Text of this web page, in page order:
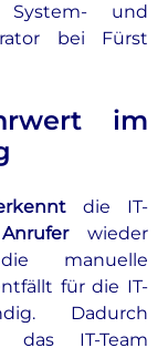
und
bei Fürst
im
die IT-
Anrufer wieder
manuelle
für die IT-